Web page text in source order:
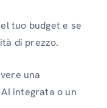
tuo budget e se
di prezzo.
una
integrata o un